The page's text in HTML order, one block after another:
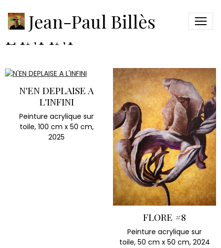
Jean-Paul Billès
N'EN DEPLAISE A
L'INFINI
N'EN DEPLAISE A
L'INFINI
Peinture acrylique sur
toile, 100 cm x 50 cm,
2025
FLORE #8
Peinture acrylique sur
toile, 50 cm x 50 cm, 2024